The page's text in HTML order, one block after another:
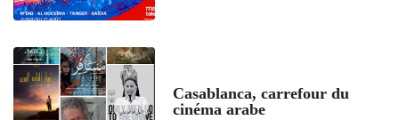
Casablanca, carrefour du
cinéma arabe